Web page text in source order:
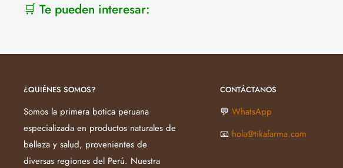
🛒 Te pueden interesar:
¿QUIÉNES SOMOS?
Somos la primera botica peruana
especializada en productos naturales de
belleza y salud, provenientes de
diversas regiones del Perú. Nuestra
CONTÁCTANOS
💬 WhatsApp
📧 hola@tikafarma.com